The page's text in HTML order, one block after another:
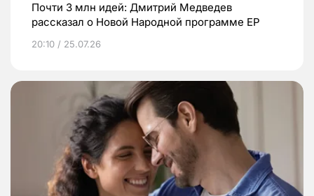
Почти 3 млн идей: Дмитрий Медведев
рассказал о Новой Народной программе ЕР
20:10 / 25.07.26